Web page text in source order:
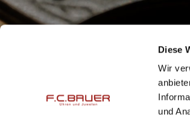
Diese
Wir
und
F.C. Bauer Uhren & Juwelen
Peter-Auzinger-Straße 11